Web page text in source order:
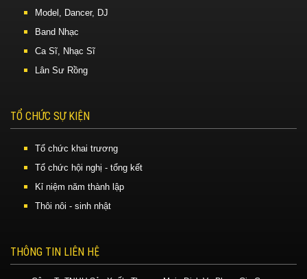
Model, Dancer, DJ
Band Nhạc
Ca Sĩ, Nhạc Sĩ
Lân Sư Rồng
TỔ CHỨC SỰ KIỆN
Tổ chức khai trương
Tổ chức hội nghị - tổng kết
Kỉ niệm năm thành lập
Thôi nôi - sinh nhật
THÔNG TIN LIÊN HỆ